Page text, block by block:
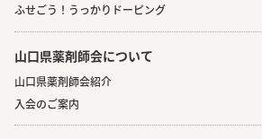
ふせごう！うっかりドーピング
山口県薬剤師会について
山口県薬剤師会紹介
入会のご案内